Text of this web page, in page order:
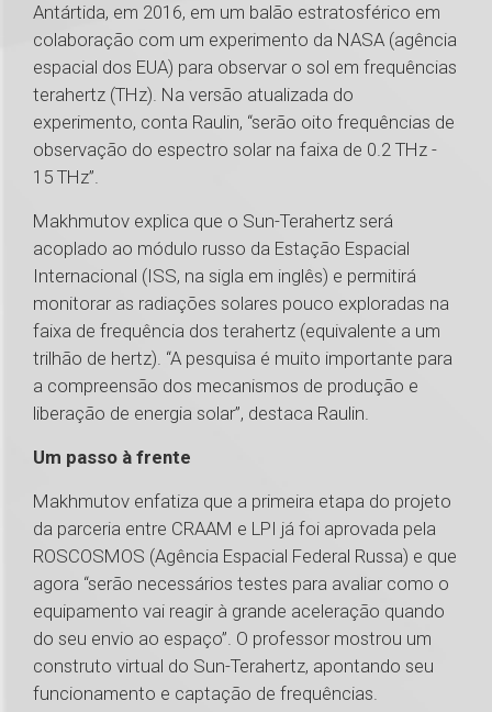
Antártida, em 2016, em um balão estratosférico em
colaboração com um experimento da NASA (agência
espacial dos EUA) para observar o sol em frequências
terahertz (THz). Na versão atualizada do
experimento, conta Raulin, “serão oito frequências de
observação do espectro solar na faixa de 0.2 THz -
15 THz”.
Makhmutov explica que o Sun-Terahertz será
acoplado ao módulo russo da Estação Espacial
Internacional (ISS, na sigla em inglês) e permitirá
monitorar as radiações solares pouco exploradas na
faixa de frequência dos terahertz (equivalente a um
trilhão de hertz). “A pesquisa é muito importante para
a compreensão dos mecanismos de produção e
liberação de energia solar”, destaca Raulin.
Um passo à frente
Makhmutov enfatiza que a primeira etapa do projeto
da parceria entre CRAAM e LPI já foi aprovada pela
ROSCOSMOS (Agência Espacial Federal Russa) e que
agora “serão necessários testes para avaliar como o
equipamento vai reagir à grande aceleração quando
do seu envio ao espaço”. O professor mostrou um
construto virtual do Sun-Terahertz, apontando seu
funcionamento e captação de frequências.